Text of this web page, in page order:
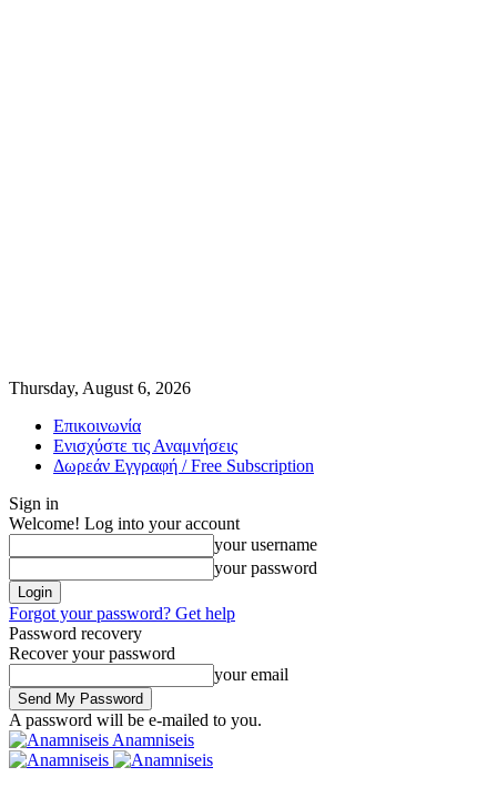
Thursday, August 6, 2026
Επικοινωνία
Ενισχύστε τις Αναμνήσεις
Δωρεάν Εγγραφή / Free Subscription
Sign in
Welcome! Log into your account
your username
your password
Forgot your password? Get help
Password recovery
Recover your password
your email
A password will be e-mailed to you.
Anamniseis